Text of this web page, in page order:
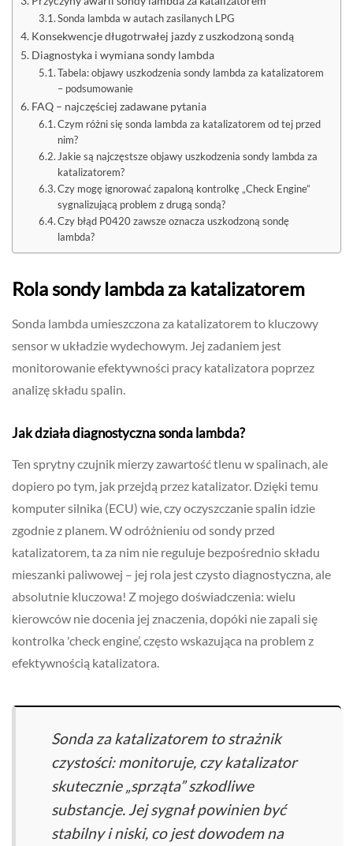
Sonda lambda w autach zasilanych LPG
Konsekwencje długotrwałej jazdy z uszkodzoną sondą
Diagnostyka i wymiana sondy lambda
Tabela: objawy uszkodzenia sondy lambda za katalizatorem
– podsumowanie
FAQ – najczęściej zadawane pytania
Czym różni się sonda lambda za katalizatorem od tej przed
nim?
Jakie są najczęstsze objawy uszkodzenia sondy lambda za
katalizatorem?
Czy mogę ignorować zapaloną kontrolkę „Check Engine”
sygnalizującą problem z drugą sondą?
Czy błąd P0420 zawsze oznacza uszkodzoną sondę
lambda?
Rola sondy lambda za katalizatorem
Sonda lambda umieszczona za katalizatorem to kluczowy
sensor w układzie wydechowym. Jej zadaniem jest
monitorowanie efektywności pracy katalizatora poprzez
analizę składu spalin.
Jak działa diagnostyczna sonda lambda?
Ten sprytny czujnik mierzy zawartość tlenu w spalinach, ale
dopiero po tym, jak przejdą przez katalizator. Dzięki temu
komputer silnika (ECU) wie, czy oczyszczanie spalin idzie
zgodnie z planem. W odróżnieniu od sondy przed
katalizatorem, ta za nim nie reguluje bezpośrednio składu
mieszanki paliwowej – jej rola jest czysto diagnostyczna, ale
absolutnie kluczowa! Z mojego doświadczenia: wielu
kierowców nie docenia jej znaczenia, dopóki nie zapali się
kontrolka 'check engine’, często wskazująca na problem z
efektywnością katalizatora.
Sonda za katalizatorem to strażnik
czystości: monitoruje, czy katalizator
skutecznie „sprząta” szkodliwe
substancje. Jej sygnał powinien być
stabilny i niski, co jest dowodem na